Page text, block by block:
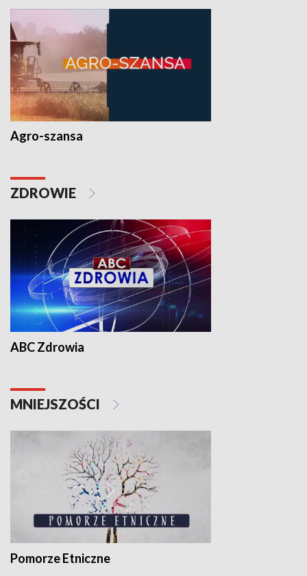
Agro-szansa
ZDROWIE
ABC Zdrowia
MNIEJSZOŚCI
Pomorze Etniczne